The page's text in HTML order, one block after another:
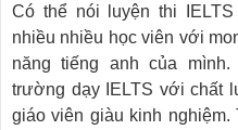
Có thể nói luyện thi
nhiều nhiều học viên với
năng tiếng anh của
trường dạy IELTS với chất
giáo viên giàu kinh nghiệm.